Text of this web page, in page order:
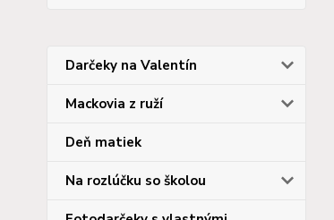
Darčeky na Valentín
Mackovia z ruží
Deň matiek
Na rozlúčku so školou